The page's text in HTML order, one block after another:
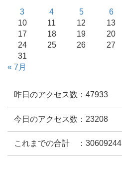
3
4 5 6
10
11 12 13
17
18 19 20
24
25 26 27
31
« 7月
昨日のアクセス数：47933
今日のアクセス数：23208
これまでの合計 ：30609244